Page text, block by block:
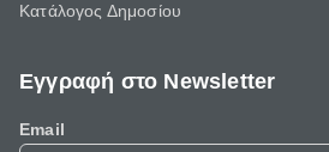
Κατάλογος Δημοσίου
Εγγραφή στο Newsletter
Email